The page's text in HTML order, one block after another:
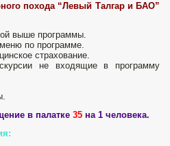
похода “Левый Талгар и БАО”
выше программы.
по программе.
страхование.
не входящие в программу
в палатке 35 на 1 человека.